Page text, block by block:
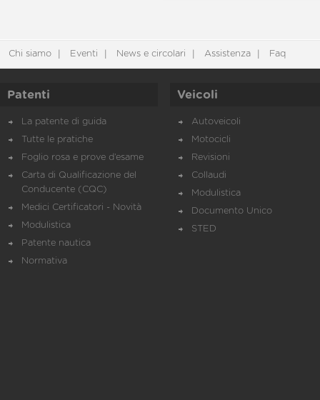
Chi siamo Eventi News e circolari Assistenza Faq
Patenti
La patente di guida
Tutte le pratiche
Foglio rosa e prove d’esame
Carta di Qualificazione del
Conducente (CQC)
Medici Certificatori - Novità
Modulistica
Patente nautica
Normativa
Veicoli
Autoveicoli
Motocicli
Revisioni
Collaudi
Modulistica
Documento Unico
STED